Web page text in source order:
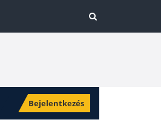
Bejelentkezés